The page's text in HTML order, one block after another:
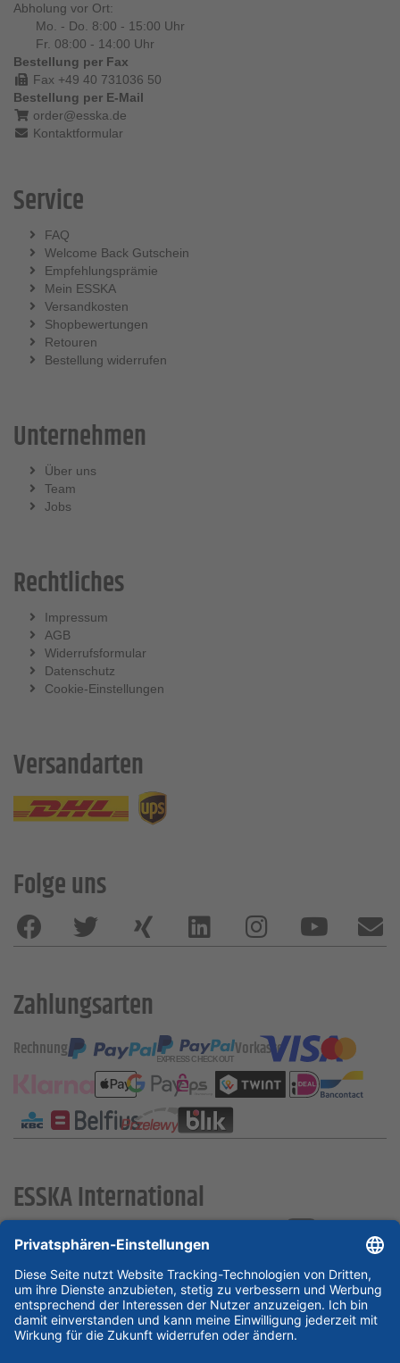
Abholung vor Ort:
Mo. - Do. 8:00 - 15:00 Uhr
Fr. 08:00 - 14:00 Uhr
Bestellung per Fax
Fax +49 40 731036 50
Bestellung per E-Mail
order@esska.de
Kontaktformular
Service
FAQ
Welcome Back Gutschein
Empfehlungsprämie
Mein ESSKA
Versandkosten
Shopbewertungen
Retouren
Bestellung widerrufen
Unternehmen
Über uns
Team
Jobs
Rechtliches
Impressum
AGB
Widerrufsformular
Datenschutz
Cookie-Einstellungen
Versandarten
Folge uns
Zahlungsarten
Rechnung Vorkasse
ESSKA International